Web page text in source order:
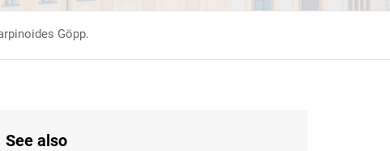
Göpp.
See also